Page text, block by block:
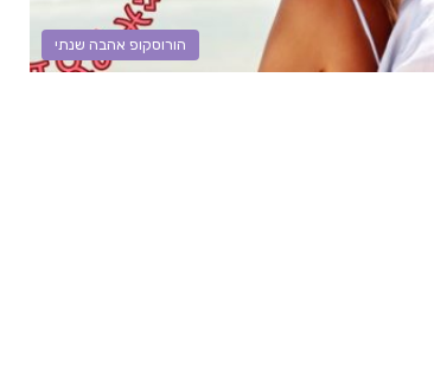
הורוסקופ אהבה שנתי